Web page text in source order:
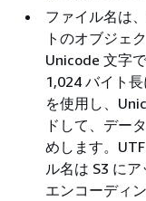
ファイル名は
トのオブジェ
Unicode 文字
1,024 バイト
を使用し、
ドして、デー
めします。
ル名は S3 に
エンコーディ